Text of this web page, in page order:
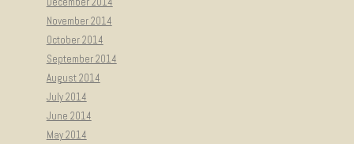
November 2014
October 2014
September 2014
August 2014
July 2014
June 2014
May 2014